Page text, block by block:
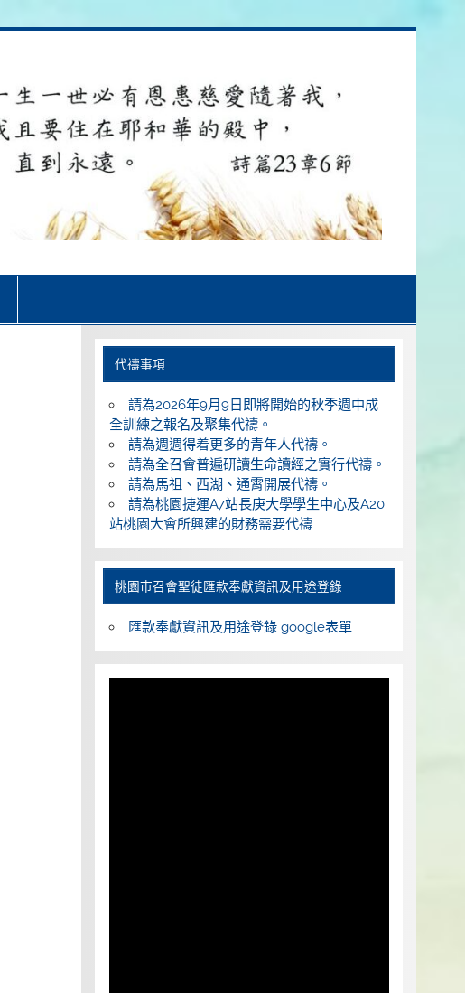
代禱事項
請為2026年9月9日即將開始的秋季週中成
全訓練之報名及聚集代禱。
請為週週得着更多的青年人代禱。
請為全召會普遍研讀生命讀經之實行代禱。
請為馬祖、西湖、通霄開展代禱。
請為桃園捷運A7站長庚大學學生中心及A20
站桃園大會所興建的財務需要代禱
桃園巿召會聖徒匯款奉獻資訊及用途登錄
匯款奉獻資訊及用途登錄 google表單